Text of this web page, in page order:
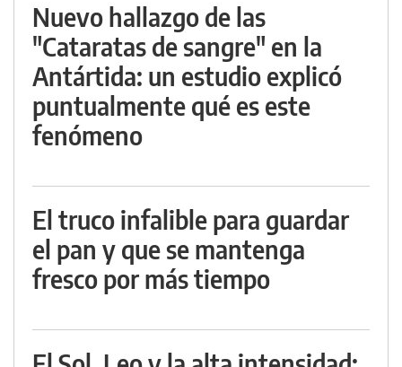
Nuevo hallazgo de las
"Cataratas de sangre" en la
Antártida: un estudio explicó
puntualmente qué es este
fenómeno
El truco infalible para guardar
el pan y que se mantenga
fresco por más tiempo